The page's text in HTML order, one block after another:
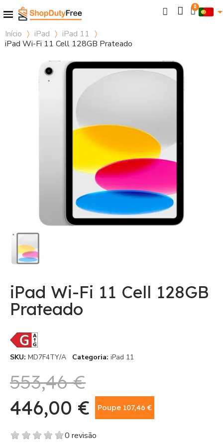
Início iPad
iPad 11
iPad Wi-Fi 11 Cell 128GB Prateado
iPad Wi-Fi 11 Cell 128GB
Prateado
SKU MD7F4TY/A Categoria iPad 11
553,46 €
446,00 €
Poupe 107,46 €
0 revisão